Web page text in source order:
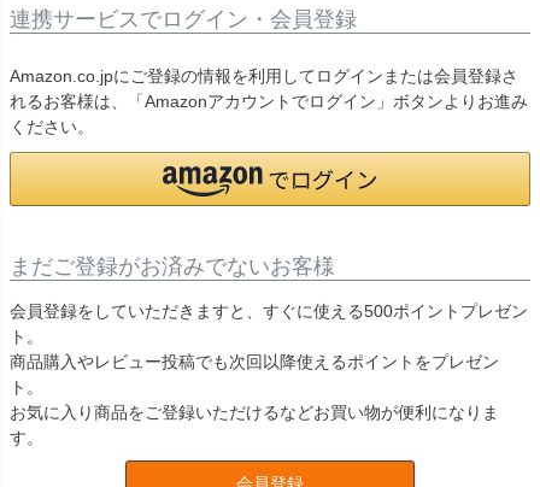
連携サービスでログイン・会員登録
Amazon.co.jpにご登録の情報を利用してログインまたは会員登録さ
れるお客様は、「Amazonアカウントでログイン」ボタンよりお進み
ください。
まだご登録がお済みでないお客様
会員登録をしていただきますと、すぐに使える500ポイントプレゼン
ト。
商品購入やレビュー投稿でも次回以降使えるポイントをプレゼン
ト。
お気に入り商品をご登録いただけるなどお買い物が便利になりま
す。